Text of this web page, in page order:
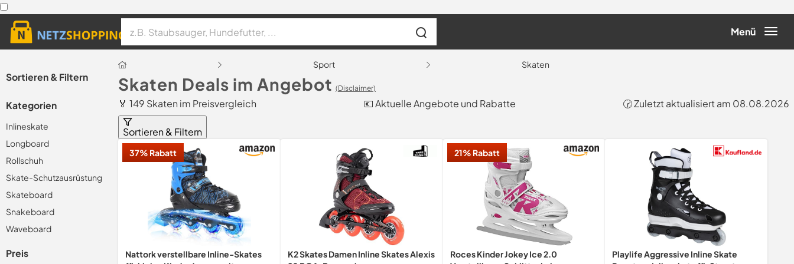
Menü
Sortieren & Filtern
Kategorien
Inlineskate
Longboard
Rollschuh
Skate-Schutzausrüstung
Skateboard
Snakeboard
Waveboard
Preis
Sport Skaten
Skaten Deals im Angebot (Disclaimer)
🏅 149 Skaten im Preisvergleich 💶 Aktuelle Angebote und Rabatte 🕝 Zuletzt aktualisiert am 08.08.2026
Sortieren & Filtern
37% Rabatt
Nattork verstellbare Inline-Skates
K2 Skates Damen Inline Skates Alexis
21% Rabatt
Roces Kinder Jokey Ice 2.0
Playlife Aggressive Inline Skate